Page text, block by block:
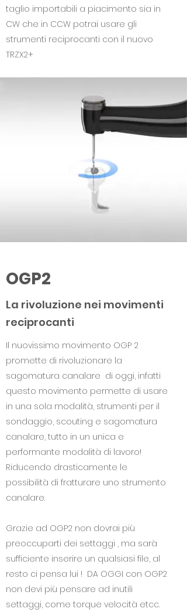
taglio importabili a piacimento sia in
CW che in CCW potrai usare gli
strumenti reciprocanti con il nuovo
TRZX2+
OGP2
La rivoluzione nei movimenti
reciprocanti
Il nuovissimo movimento OGP 2
promette di rivoluzionare la
sagomatura canalare di oggi, infatti
questo movimento permette di usare
in una sola modalità, strumenti per il
sondaggio, scouting e sagomatura
canalare, tutto in un unica e
performante modalità di lavoro!
Riducendo drasticamente le
possibilità di fratturare uno strumento
canalare.
Grazie ad OGP2 non dovrai più
preoccuparti dei settaggi , ma sarà
sufficiente inserire un qualsiasi file, al
resto ci pensa lui ! DA OGGI con OGP2
non devi più pensare ad inutili
settaggi, come torque velocità etcc.